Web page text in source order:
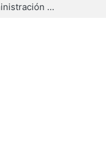
Anuarios - Administración y Tecnología para el Diseño